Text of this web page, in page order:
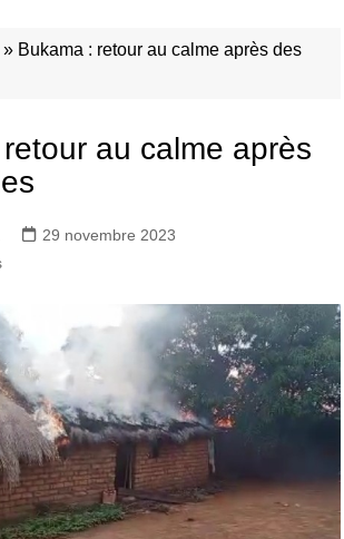
» Bukama : retour au calme après des
au calme après
29 novembre 2023